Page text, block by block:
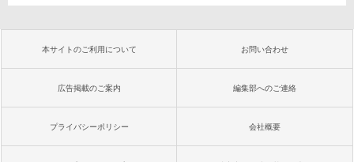
本サイトのご利用について お問い合わせ
広告掲載のご案内 編集部へのご連絡
プライバシーポリシー 会社概要